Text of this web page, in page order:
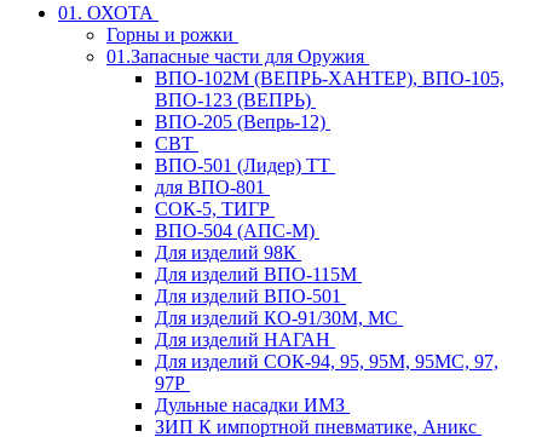
01. ОХОТА
Горны и рожки
01.Запасные части для Оружия
ВПО-102М (ВЕПРЬ-ХАНТЕР), ВПО-105,
ВПО-123 (ВЕПРЬ)
ВПО-205 (Вепрь-12)
СВТ
ВПО-501 (Лидер) ТТ
для ВПО-801
СОК-5, ТИГР
ВПО-504 (АПС-М)
Для изделий 98К
Для изделий ВПО-115М
Для изделий ВПО-501
Для изделий КО-91/30М, МС
Для изделий НАГАН
Для изделий СОК-94, 95, 95М, 95МС, 97,
97Р
Дульные насадки ИМЗ
ЗИП К импортной пневматике, Аникс